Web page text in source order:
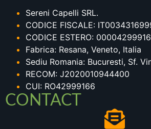
Sereni Capelli SRL.
CODICE FISCALE:
CODICE ESTERO:
Fabrica: Resana, Veneto, Italia
Sediu Romania: Bucuresti, Sf.
RECOM: J2020010944400
CUI: RO42999166
CONTACT